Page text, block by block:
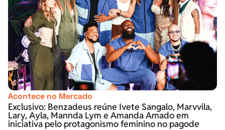
Acontece no Mercado
Exclusivo: Benzadeus reúne Ivete Sangalo, Marvvila,
Lary, Ayla, Mannda Lym e Amanda Amado em
iniciativa pelo protagonismo feminino no pagode